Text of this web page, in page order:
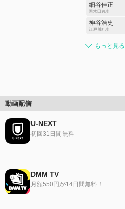
細谷佳正
国木田独歩
神谷浩史
江戸川乱歩
もっと見る
動画配信
U-NEXT
初回31日間無料
DMM TV
月額550円が14日間無料！